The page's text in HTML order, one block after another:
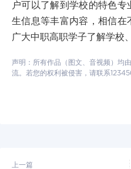
户可以了解到学校的特色
生信息等丰富内容，相信在
广大中职高职学子了解学校
声明：所有作品（图文、音视频）均
流。若您的权利被侵害，请联系
上一篇